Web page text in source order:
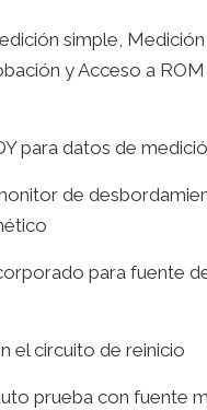
simple,
y Acceso a
para datos de
de
para fuente
el circuito de reinicio
prueba con fuente